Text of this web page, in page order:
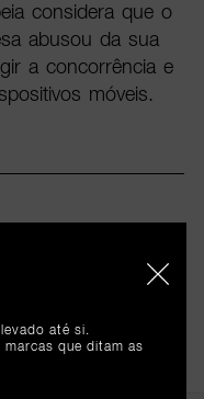
considera que o
abusou da sua
a concorrência e
móveis.
até si.
que ditam as